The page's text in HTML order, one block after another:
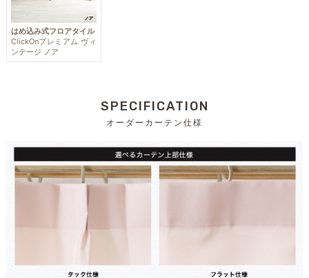
はめ込み式フロアタイル
ClickOnプレミアム ヴィ
ンテージ ノア
SPECIFICATION
オーダーカーテン仕様